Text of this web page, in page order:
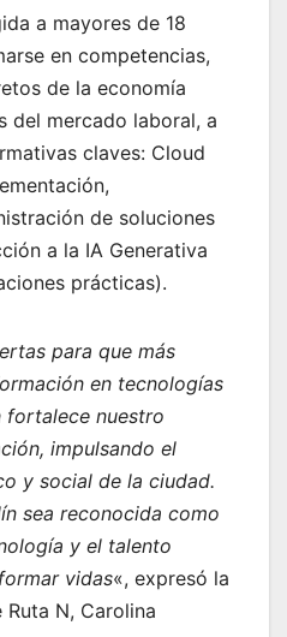
a mayores de 18
en competencias,
de la economía
del mercado laboral, a
claves: Cloud
de soluciones
a la IA Generativa
prácticas).
para que más
en tecnologías
fortalece nuestro
impulsando el
y social de la ciudad.
sea reconocida como
y el talento
vidas«, expresó la
N, Carolina